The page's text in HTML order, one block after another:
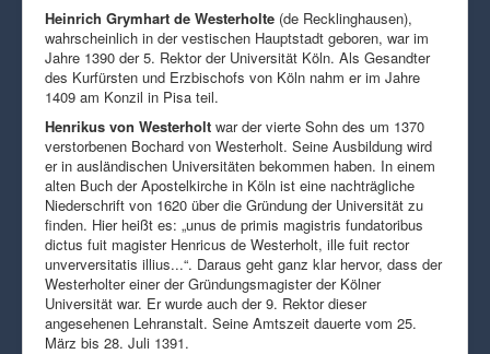
Heinrich Grymhart de Westerholte (de Recklinghausen),
wahrscheinlich in der vestischen Hauptstadt geboren, war im
Jahre 1390 der 5. Rektor der Universität Köln. Als Gesandter
des Kurfürsten und Erzbischofs von Köln nahm er im Jahre
1409 am Konzil in Pisa teil.
Henrikus von Westerholt war der vierte Sohn des um 1370
verstorbenen Bochard von Westerholt. Seine Ausbildung wird
er in ausländischen Universitäten bekommen haben. In einem
alten Buch der Apostelkirche in Köln ist eine nachträgliche
Niederschrift von 1620 über die Gründung der Universität zu
finden. Hier heißt es: „unus de primis magistris fundatoribus
dictus fuit magister Henricus de Westerholt, ille fuit rector
unverversitatis illius...“. Daraus geht ganz klar hervor, dass der
Westerholter einer der Gründungsmagister der Kölner
Universität war. Er wurde auch der 9. Rektor dieser
angesehenen Lehranstalt. Seine Amtszeit dauerte vom 25.
März bis 28. Juli 1391.